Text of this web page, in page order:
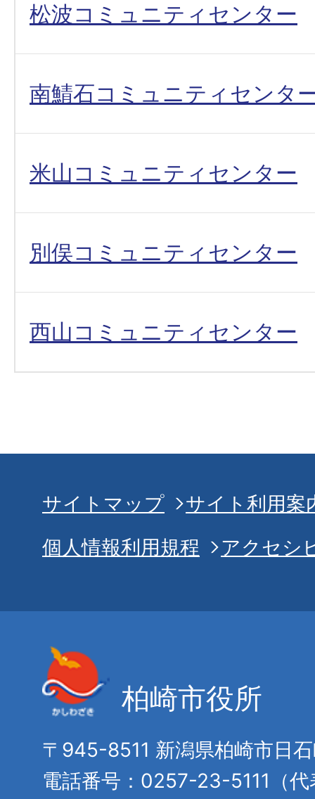
松波コミュニティセンター
南鯖石コミュニティセンタ
米山コミュニティセンター
別俣コミュニティセンター
西山コミュニティセンター
サイトマップ
サイト利用案
個人情報利用規程
アクセシ
柏崎市役所
〒945-8511 新潟県柏崎市日
電話番号：0257-23-5111（代